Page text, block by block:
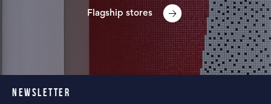
Flagship stores
NEWSLETTER